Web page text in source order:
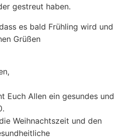
gestreut haben.
es bald Frühling wird und
Grüßen
Euch Allen ein gesundes und
Weihnachtszeit und den